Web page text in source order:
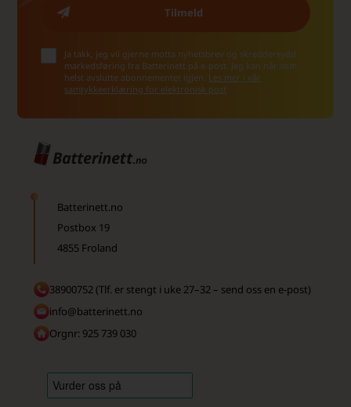
Ja takk, jeg vil gjerne motta nyhetsbrev og skreddersydd
markedsføring fra Batterinett på e-post. Jeg kan når som
helst avslutte abonnementet igjen. Les mer i vår
samtykkeerklæring for elektronisk post
Batterinett.no
Postbox 19
4855 Froland
38900752 (Tlf. er stengt i uke 27–32 – send oss en e-post)
info@batterinett.no
Orgnr: 925 739 030